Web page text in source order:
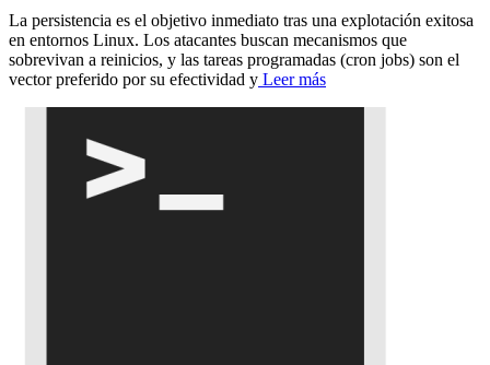
La persistencia es el objetivo inmediato tras una explotación exitosa
en entornos Linux. Los atacantes buscan mecanismos que
sobrevivan a reinicios, y las tareas programadas (cron jobs) son el
vector preferido por su efectividad y Leer más